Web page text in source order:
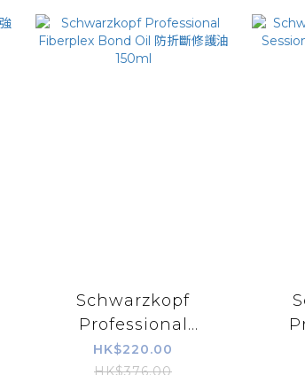
Schwarzkopf
Professional
Fiberplex Bond Oil
HK$220.00
HK$376.00